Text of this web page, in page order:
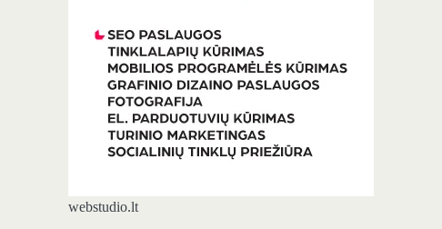
webstudio.lt